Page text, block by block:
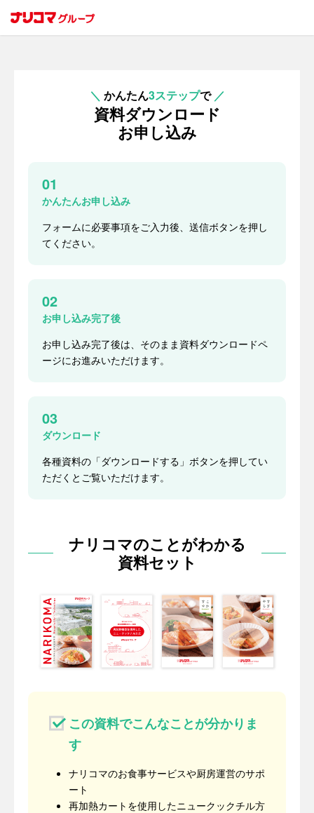
＼ かんたん3ステップで ／
資料ダウンロード
お申し込み
01
かんたんお申し込み
フォームに必要事項をご入力後、送信ボタンを押し
てください。
02
お申し込み完了後
お申し込み完了後は、そのまま資料ダウンロードペ
ージにお進みいただけます。
03
ダウンロード
各種資料の「ダウンロードする」ボタンを押してい
ただくとご覧いただけます。
ナリコマのことがわかる
資料セット
この資料でこんなことが分かりま
す
ナリコマのお食事サービスや厨房運営のサポ
ート
再加熱カートを使用したニュークックチル方